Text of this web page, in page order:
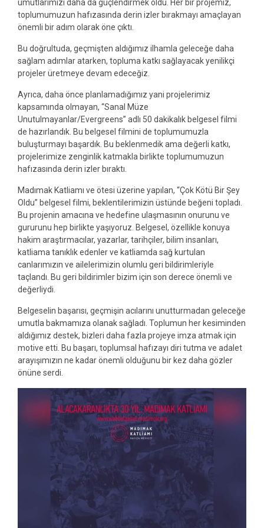
umutlarımızı daha da güçlendirmek oldu. Her bir projemiz,
toplumumuzun hafızasında derin izler bırakmayı amaçlayan
önemli bir adım olarak öne çıktı.
Bu doğrultuda, geçmişten aldığımız ilhamla geleceğe daha
sağlam adımlar atarken, topluma katkı sağlayacak yenilikçi
projeler üretmeye devam edeceğiz.
Ayrıca, daha önce planlamadığımız yani projelerimiz
kapsamında olmayan, “Sanal Müze
Unutulmayanlar/Evergreens” adlı 50 dakikalık belgesel filmi
de hazırlandık. Bu belgesel filmini de toplumumuzla
buluşturmayı başardık. Bu beklenmedik ama değerli katkı,
projelerimize zenginlik katmakla birlikte toplumumuzun
hafızasında derin izler bıraktı.
Madımak Katliamı ve ötesi üzerine yapılan, “Çok Kötü Bir Şey
Oldu” belgesel filmi, beklentilerimizin üstünde beğeni topladı.
Bu projenin amacına ve hedefine ulaşmasının onurunu ve
gururunu hep birlikte yaşıyoruz. Belgesel, özellikle konuya
hakim araştırmacılar, yazarlar, tarihçiler, bilim insanları,
katliama tanıklık edenler ve katliamda sağ kurtulan
canlarımızın ve ailelerimizin olumlu geri bildirimleriyle
taçlandı. Bu geri bildirimler bizim için son derece önemli ve
değerliydi.
Belgeselin başarısı, geçmişin acılarını unutturmadan geleceğe
umutla bakmamıza olanak sağladı. Toplumun her kesiminden
aldığımız destek, bizleri daha fazla projeye imza atmak için
motive etti. Bu başarı, toplumsal hafızayı diri tutma ve adalet
arayışımızın ne kadar önemli olduğunu bir kez daha gözler
önüne serdi.